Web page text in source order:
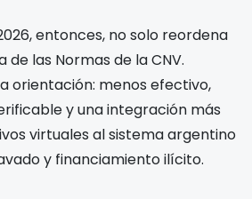
entonces, no solo reordena
las Normas de la CNV.
orientación: menos efectivo,
y una integración más
virtuales al sistema argentino
y financiamiento ilícito.